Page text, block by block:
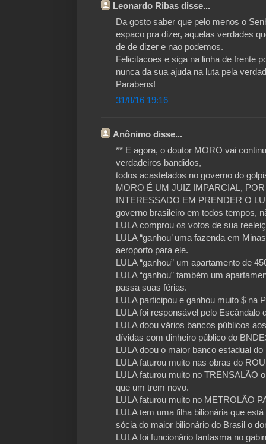
Leonardo Ribas disse...
Da gosto saber que pelo menos o
espaco pra dizer, aquelas verdades
de de dizer e nao podemos.
Felicitacoes e siga na linha de frente
nunca da sua ajuda na luta pela
Parabens!
31/8/16 19:16
Anônimo disse...
** E agora, o doutor MORO vai
verdadeiros bandidos,
todos acastelados no governo do
MORO É UM JUIZ IMPARCIAL,
INTERESSADO EM PRENDER O
governo brasileiro em todos tempos,
LULA comprou os votos de sua
LULA “ganhou’ uma fazenda em
aeroporto para ele.
LULA “ganhou” um apartamento de
LULA “ganhou” também um
passa suas férias.
LULA participou e ganhou muito $ na
LULA foi responsável pelo Escândalo
LULA doou vários bancos públicos
dívidas com dinheiro público do
LULA doou o maior banco estadual
LULA faturou muito nas obras do
LULA faturou muito no TRENSALÃO
que um trem novo.
LULA faturou muito no METROLÃO
LULA tem uma filha bilionária que
sócia do maior bilionário do Brasil o
LULA foi funcionário fantasma no